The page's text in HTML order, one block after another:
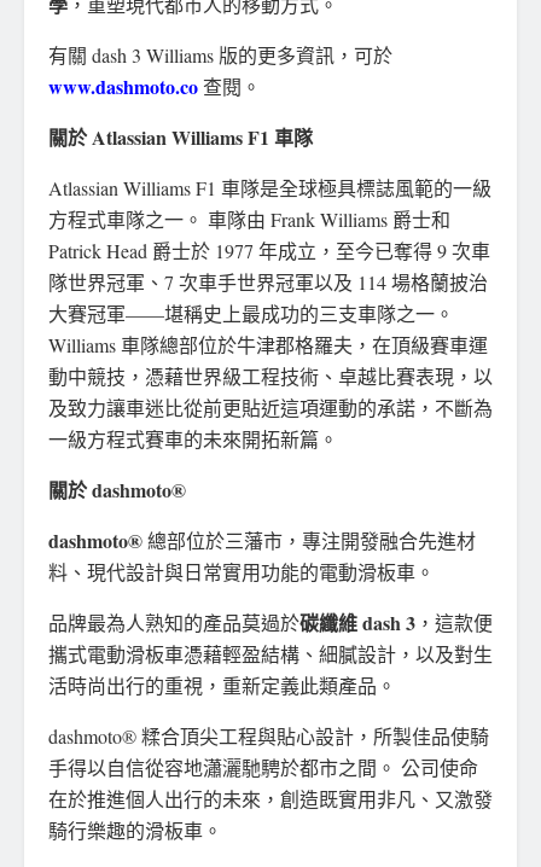
有關 dash 3 Williams 版的更多資訊，可於
www.dashmoto.co 查閱。
關於 Atlassian Williams F1 車隊
Atlassian Williams F1 車隊是全球極具標誌風範的一級
方程式車隊之一。 車隊由 Frank Williams 爵士和
Patrick Head 爵士於 1977 年成立，至今已奪得 9 次車
隊世界冠軍、7 次車手世界冠軍以及 114 場格蘭披治
大賽冠軍——堪稱史上最成功的三支車隊之一。
Williams 車隊總部位於牛津郡格羅夫，在頂級賽車運
動中競技，憑藉世界級工程技術、卓越比賽表現，以
及致力讓車迷比從前更貼近這項運動的承諾，不斷為
一級方程式賽車的未來開拓新篇。
關於 dashmoto®
dashmoto®總部位於三藩市，專注開發融合先進材
料、現代設計與日常實用功能的電動滑板車。
品牌最為人熟知的產品莫過於碳纖維 dash 3 ，這款便
攜式電動滑板車憑藉輕盈結構、細膩設計，以及對生
活時尚出行的重視，重新定義此類產品。
dashmoto® 糅合頂尖工程與貼心設計，所製佳品使騎
手得以自信從容地瀟灑馳騁於都市之間。 公司使命
在於推進個人出行的未來，創造既實用非凡、又激發
騎行樂趣的滑板車。